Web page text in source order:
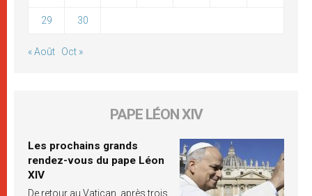
29 30
« Août Oct »
PAPE LÉON XIV
Les prochains grands
rendez-vous du pape Léon
XIV
De retour au Vatican, après trois